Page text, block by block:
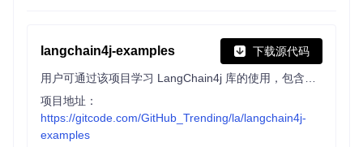
langchain4j-examples 下载源代码
项目地址：
https://gitcode.com/GitHub_Trending/la/langchain4j-
examples